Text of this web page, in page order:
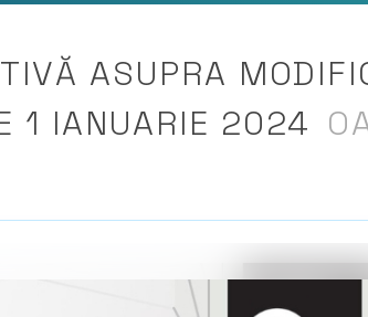
ASUPRA
1 IANUARIE 2024